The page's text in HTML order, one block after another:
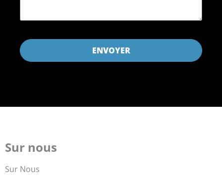
Sur nous
Sur Nous